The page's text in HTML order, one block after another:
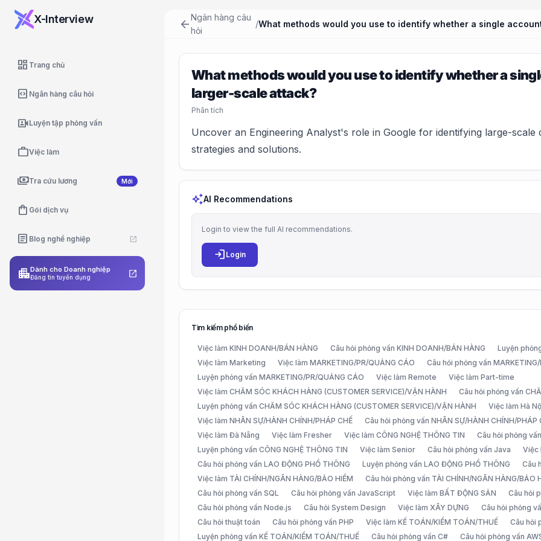
X-Interview
dashboard Trang chủ
code_blocks Ngân hàng câu hỏi
video_camera_frontLuyện tập phỏng vấn
workViệc làm
paymentsTra cứu lương Mới
shopping_bag Gói dịch vụ
article Blog nghề nghiệp open_in_new
apartmentDành cho Doanh nghiệp
Đăng tin tuyển dụng open_in_new
arrow_backNgân hàng câu
hỏi
/
What methods would you use to identify whether a
larger-scale attack?
Phân tích
Uncover an Engineering Analyst's role in Google for identifying large-scale
strategies and solutions.
auto_awesomeAI Recommendations
Login to view the full AI recommendations.
login Login
Tìm kiếm phổ biến
Việc làm KINH DOANH/BÁN HÀNG Câu hỏi phỏng vấn KINH DOANH/BÁN HÀNG Luyện
Việc làm Marketing
Việc làm MARKETING/PR/QUẢNG CÁO
Câu hỏi phỏng vấn
Luyện phỏng vấn MARKETING/PR/QUẢNG CÁO
Việc làm Remote
Việc làm Part-time
Việc làm CHĂM SÓC KHÁCH HÀNG (CUSTOMER SERVICE)/VẬN HÀNH
Câu hỏi phỏng vấn
Luyện phỏng vấn CHĂM SÓC KHÁCH HÀNG (CUSTOMER SERVICE)/VẬN HÀNH
Việc làm Hà
Việc làm NHÂN SỰ/HÀNH CHÍNH/PHÁP CHẾ
Câu hỏi phỏng vấn NHÂN SỰ/HÀNH CHÍNH/PHÁP
Việc làm Đà Nẵng
Việc làm Fresher Việc làm CÔNG NGHỆ THÔNG TIN
Câu hỏi phỏng
Luyện phỏng vấn CÔNG NGHỆ THÔNG TIN
Việc làm Senior Câu hỏi phỏng vấn Java
Việc
Câu hỏi phỏng vấn LAO ĐỘNG PHỔ THÔNG
Luyện phỏng vấn LAO ĐỘNG PHỔ THÔNG Câu
Việc làm TÀI CHÍNH/NGÂN HÀNG/BẢO HIỂM
Câu hỏi phỏng vấn TÀI CHÍNH/NGÂN HÀNG/BẢO
Câu hỏi phỏng vấn SQL
Câu hỏi phỏng vấn JavaScript Việc làm BẤT ĐỘNG SẢN Câu hỏi
Câu hỏi phỏng vấn Node.js
Câu hỏi System Design Việc làm XÂY DỰNG Câu hỏi phỏng
Câu hỏi thuật toán
Câu hỏi phỏng vấn PHP Việc làm KẾ TOÁN/KIỂM TOÁN/THUẾ
Câu hỏi
Luyện phỏng vấn KẾ TOÁN/KIỂM TOÁN/THUẾ
Câu hỏi phỏng vấn C# Câu hỏi phỏng vấn